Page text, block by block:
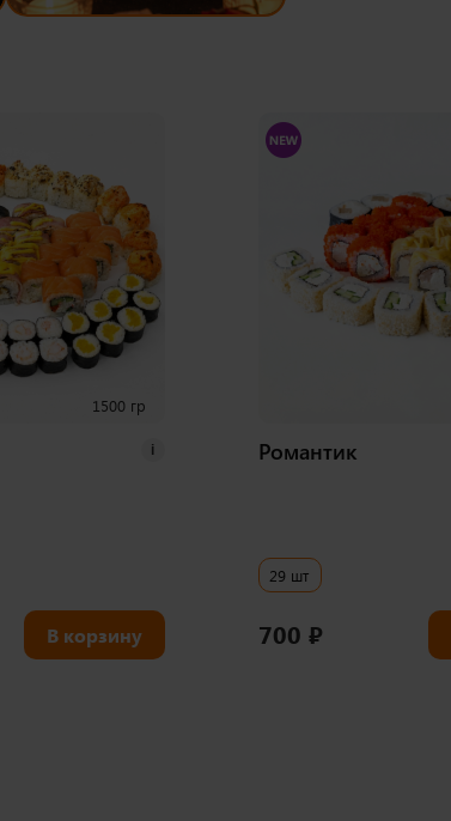
1500 гр
i
В корзину
Романтик
29 шт
700₽